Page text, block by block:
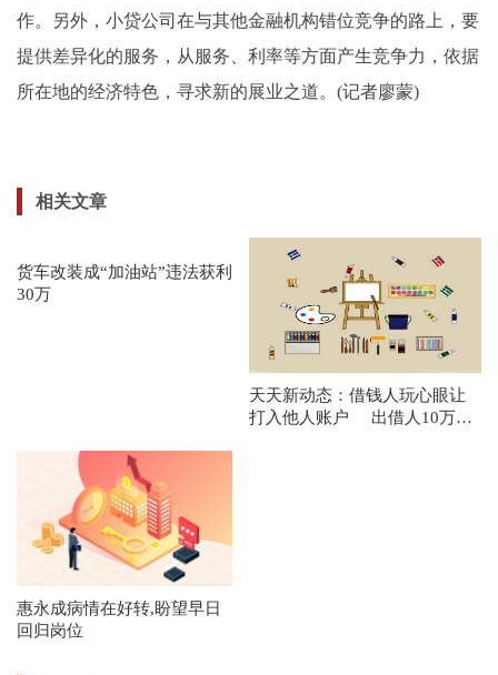
作。另外，小贷公司在与其他金融机构错位竞争的路上，要
提供差异化的服务，从服务、利率等方面产生竞争力，依据
所在地的经济特色，寻求新的展业之道。(记者廖蒙)
相关文章
货车改装成“加油站”违法获利
30万
天天新动态：借钱人玩心眼让
打入他人账户 出借人10万元
惠永成病情在好转,盼望早日
回归岗位